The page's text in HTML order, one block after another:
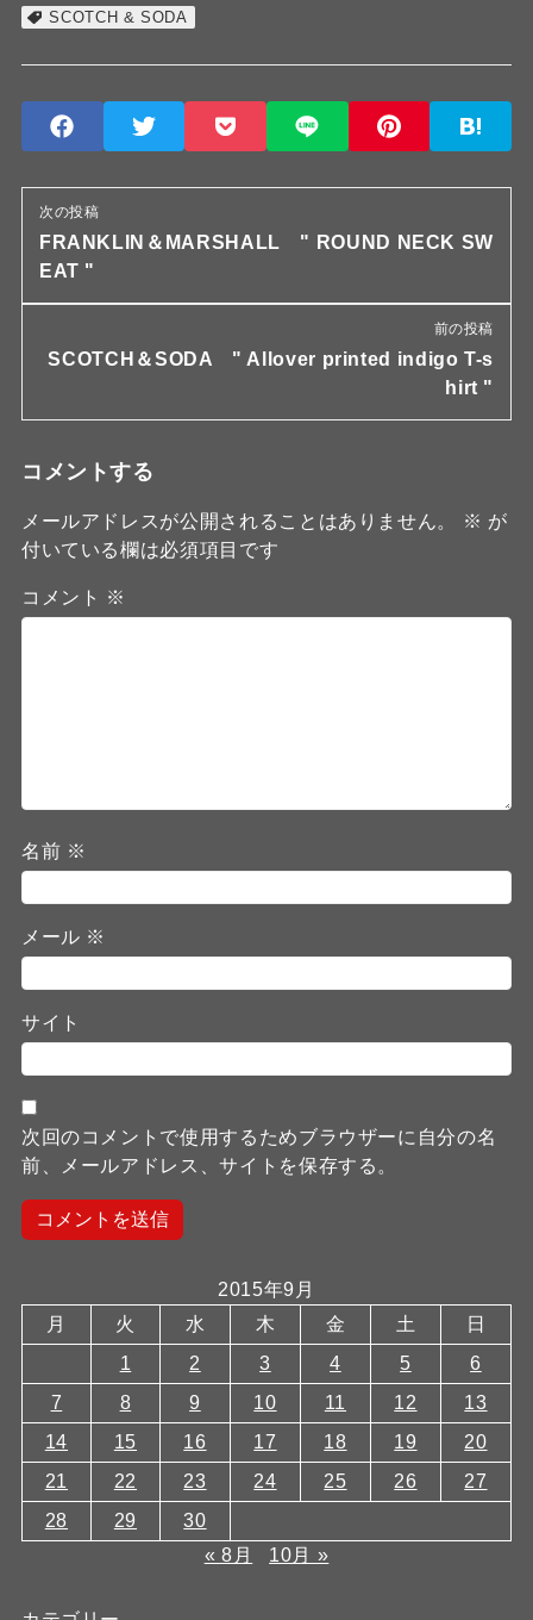
SCOTCH & SODA
次の投稿
FRANKLIN＆MARSHALL " ROUND NECK SW
EAT "
前の投稿
SCOTCH＆SODA " Allover printed indigo T-s
hirt "
コメントする
メールアドレスが公開されることはありません。 ※ が
付いている欄は必須項目です
コメント ※
名前 ※
メール ※
サイト
次回のコメントで使用するためブラウザーに自分の名
前、メールアドレス、サイトを保存する。
2015年9月
月
火 水 木 金 土
日
1
2 3 4 5
6
7
8 9 10 11 12
13
14
15 16 17 18 19
20
21
22 23 24 25 26
27
28
29
30
« 8月
10月 »